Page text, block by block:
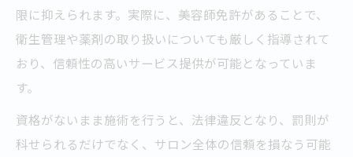
限に抑えられます。実際に、美容師免許があることで、
衛生管理や薬剤の取り扱いについても厳しく指導されて
おり、信頼性の高いサービス提供が可能となっていま
す。
資格がないまま施術を行うと、法律違反となり、罰則が
科せられるだけでなく、サロン全体の信頼を損なう可能